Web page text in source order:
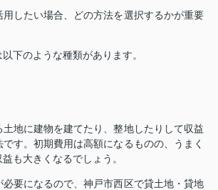
用したい場合、どの方法を選択するかが重要
下のような種類があります。
土地に建物を建てたり、整地したりして収益
す。初期費用は高額になるものの、うまく
も大きくなるでしょう。
要になるので、神戸市西区で貸土地・貸地